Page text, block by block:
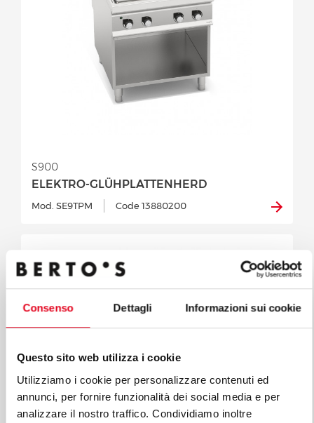
Consenso Dettagli Informazioni sui cookie
Questo sito web utilizza i cookie
Utilizziamo i cookie per personalizzare contenuti ed
annunci, per fornire funzionalità dei social media e per
analizzare il nostro traffico. Condividiamo inoltre
ELEKTRO-GLÜHPLATTENHERD
S900
Mod. SE9TPM Code 13880200